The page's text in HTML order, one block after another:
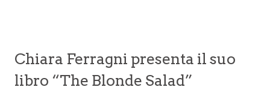
Chiara Ferragni presenta il suo
libro “The Blonde Salad”